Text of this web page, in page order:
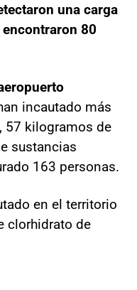
una carga
80
incautado más
57 kilogramos de
sustancias
163 personas.
en el territorio
clorhidrato de